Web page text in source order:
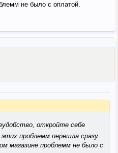
не было с оплатой.
откройте себе
проблемм перешла сразу
магазине проблемм не было с